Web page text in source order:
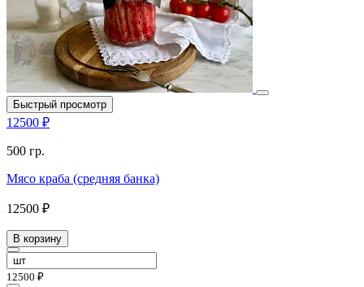
Быстрый просмотр
12500 ₽
500 гр.
Мясо краба (средняя банка)
12500 ₽
В корзину
12500 ₽